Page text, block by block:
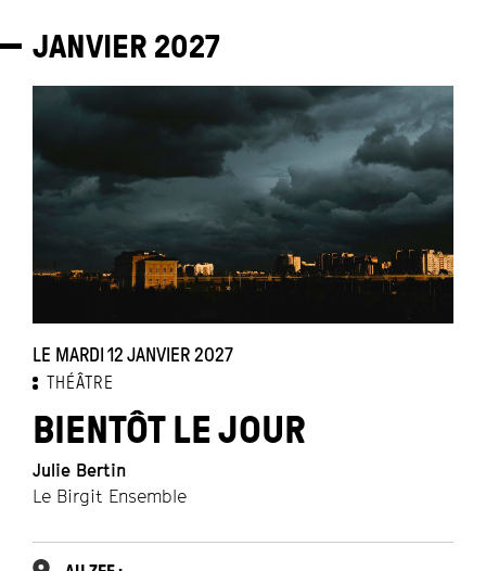
JANVIER 2027
LE MARDI 12 JANVIER 2027
THÉÂTRE
BIENTÔT LE JOUR
Julie Bertin
Le Birgit Ensemble